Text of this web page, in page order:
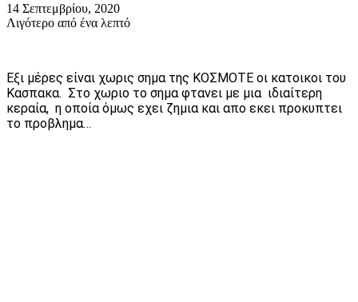
14 Σεπτεμβρίου, 2020
Λιγότερο από ένα λεπτό
Εξι μέρες είναι χωρις σημα της ΚΟΣΜΟΤΕ οι κατοικοι του
Κασπακα. Στο χωριο το σημα φτανει με μια ιδιαίτερη
κεραία, η οποία όμως εχει ζημια και απο εκει προκυπτει
το προβλημα…